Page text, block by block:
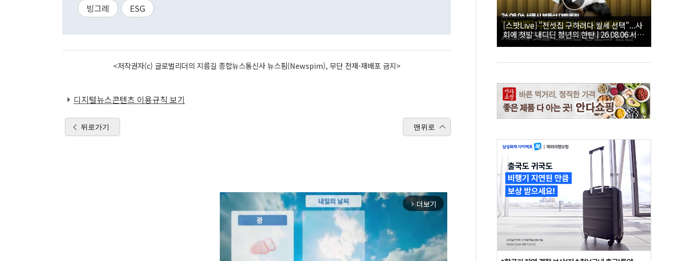
빙그레 ESG
<저작권자(c) 글로벌리더의 지름길 종합뉴스통신사 뉴스핌(Newspim), 무단 전재-재배포 금지>
디지털뉴스콘텐츠 이용규칙 보기
뒤로가기 맨위로
arrow_forward_ios 더보기
[스팟Live] "전셋집 구하려다 월세 선택"...사
회에 첫발 내디딘 청년의 한탄 | 26.08.06 서울
시 부동산 대토론회